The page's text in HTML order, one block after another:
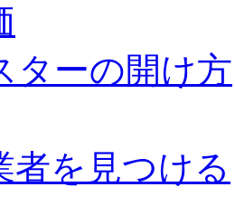
ターの開け方
者を見つける